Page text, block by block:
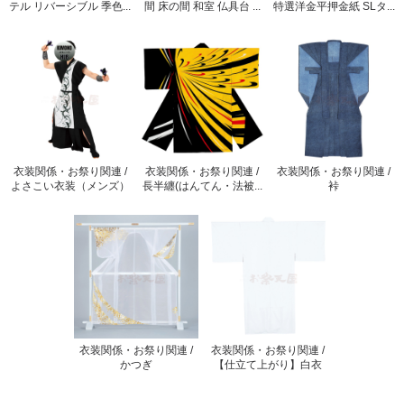
テル リバーシブル 季色...
間 床の間 和室 仏具台 ...
特選洋金平押金紙 SLタ...
衣装関係・お祭り関連 /
よさこい衣装（メンズ）
衣装関係・お祭り関連 /
長半纏(はんてん・法被...
衣装関係・お祭り関連 /
裃
衣装関係・お祭り関連 /
かつぎ
衣装関係・お祭り関連 /
【仕立て上がり】白衣